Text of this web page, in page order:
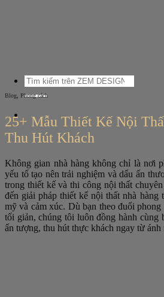
Tìm
kiếm:
Blog Phong cách
25+ Mẫu Thiết Kế Nội
Thu Hút Khách
Không gian nhà hàng không chỉ là nơi
yếu tố tạo nên trải nghiệm và dấu ấn
trong thiết kế và thi công nội thất
đến giải pháp thiết kế nội thất nhà hàng
mỹ và cảm xúc. Dù bạn theo đuổi
tối giản, chúng tôi luôn đồng hành cùng
ấn tượng, thu hút thực khách ngay từ ánh